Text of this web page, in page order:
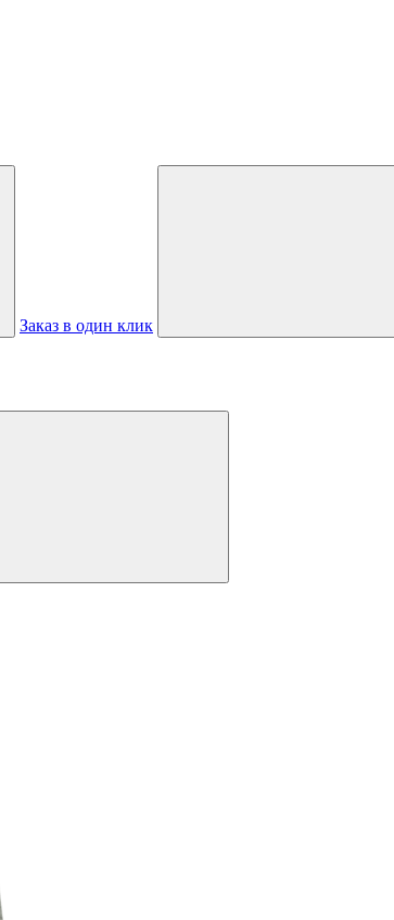
Заказ в один клик